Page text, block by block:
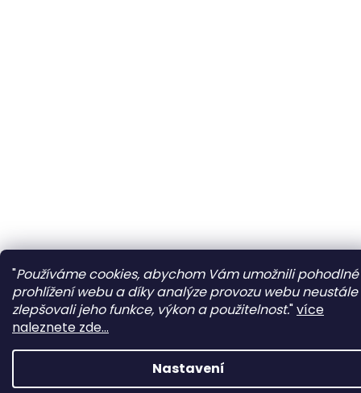
"Používáme cookies, abychom Vám umožnili pohodlné
prohlížení webu a díky analýze provozu webu neustále
zlepšovali jeho funkce, výkon a použitelnost."více
naleznete zde...
Nastavení